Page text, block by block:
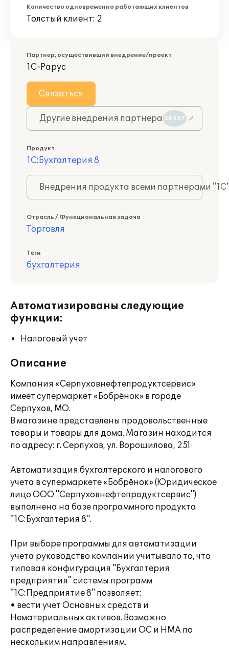
Количество одновременно работающих клиентов
Толстый клиент: 2
Партнер, осуществивший внедрение/проект
1С-Рарус
Связаться
Другие внедрения партнера 28457
Продукт
1С:Бухгалтерия 8
Внедрения продукта всеми партнерами
Отрасль / Функциональная задача
Торговля
Теги
бухгалтерия
Автоматизированы следующие
функции:
Налоговый учет
Описание
Компания «Серпуховнефтепродуктсервис»
имеет супермаркет «Бобрёнок» в городе
Серпухов, МО.
В магазине представлены продовольственные
товары и товары для дома. Магазин находится
по адресу: г. Серпухов, ул. Ворошилова, 251
Автоматизация бухгалтерского и налогового
учета в супермаркете «Бобрёнок» (Юридическое
лицо ООО "Серпуховнефтепродуктсервис")
выполнена на базе программного продукта
"1С:Бухгалтерия 8".
При выборе программы для автоматизации
учета руководство компании учитывало то, что
типовая конфигурация "Бухгалтерия
предприятия" системы программ
"1С:Предприятие 8" позволяет:
• вести учет Основных средств и
Нематериальных активов. Возможно
распределение амортизации ОС и НМА по
нескольким направлениям.